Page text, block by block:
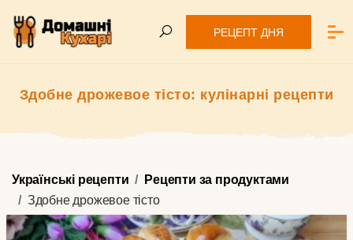
РЕЦЕПТ ДНЯ
Здобне дрожевое тісто: кулінарні рецепти
Українські рецепти
Рецепти за продуктами
Здобне дрожевое тісто